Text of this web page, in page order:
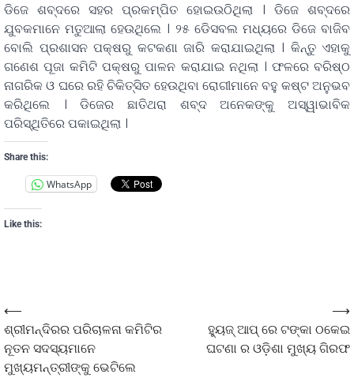
ଡିଜେ ଶବ୍ଦରେ ସହର ପ୍ରକମ୍ପିତ ହୋଇଉଠିଥିଲା । ଡିଜେ ଶବ୍ଦରେ
ଯୁବକମାନେ ମତୁଆଲା ହେଉଥିଲେ । ୨୫ ଡେିସବଲ ମଧ୍ୟରେ ଡିଜେ ବାଜିବ
ବୋଲି ପ୍ରଶାସନ ପକ୍ଷରୁ କଟକଣା ଜାରି କରାଯାଇଥିଲା । କିନ୍ତୁ ଏହାକୁ
ଗଣେଶ ପୂଜା କମିଟି ପକ୍ଷରୁ ପାଳନ କରାଯାଇ ନଥିଲା । ଫଳରେ ବରିଷ୍ଠ
ନାଗରିକ ଓ ଘରେ ରହି ଚିକିତ୍ସିତ ହେଉଥିବା ରୋଗୀମାନେ ବହୁ କଷ୍ଟ ଅନୁଭବ
କରିଥିଲେ । ଡିଜେର ଛାତିଥରା ଶବ୍ଦ ଅନେକଙ୍କୁ ଅସ୍ୱାଭାବିକ
ପରିସ୍ଥିତିରେ ପକାଇଥିଲା ।
Share this:
WhatsApp
Like this:
⟵
ଶ୍ରୀମନ୍ଦିରର ପରିଚାଳନା କମିଟିର
ନୂତନ ସଦସ୍ୟମାନେ
ମୁଖ୍ୟମନ୍ତ୍ରୀଙ୍କୁ ଭେଟିଲେ
ହୁ୍ୟଜ୍ ଆପ୍ ରେ ଟଙ୍କା ଠକେଇ
ଘଟଣା ର ଓଡ଼ିଶା ମୁଖ୍ୟ ଗିରଫ
⟶